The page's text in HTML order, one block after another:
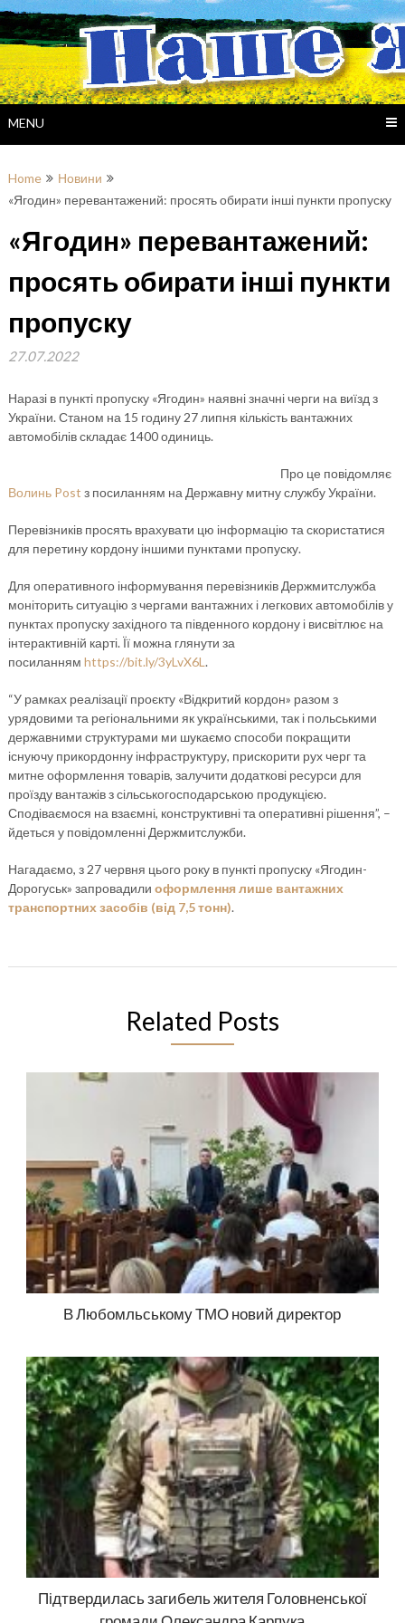
Skip
to
content
MENU
Home
Новини
«Ягодин» перевантажений: просять обирати інші пункти пропуску
«Ягодин» перевантажений:
просять обирати інші пункти
пропуску
27.07.2022
Наразі в пункті пропуску «Ягодин» наявні значні черги на виїзд з
України. Станом на 15 годину 27 липня кількість вантажних
автомобілів складає 1400 одиниць.
Про це повідомляє
Волинь Post з посиланням на Державну митну службу України.
Перевізників просять врахувати цю інформацію та скористатися
для перетину кордону іншими пунктами пропуску.
Для оперативного інформування перевізників Держмитслужба
моніторить ситуацію з чергами вантажних і легкових автомобілів у
пунктах пропуску західного та південного кордону і висвітлює на
інтерактивній карті. Її можна глянути за
посиланням https://bit.ly/3yLvX6L .
“У рамках реалізації проєкту «Відкритий кордон» разом з
урядовими та регіональними як українськими, так і польськими
державними структурами ми шукаємо способи покращити
існуючу прикордонну інфраструктуру, прискорити рух черг та
митне оформлення товарів, залучити додаткові ресурси для
проїзду вантажів з сільськогосподарською продукцією.
Сподіваємося на взаємні, конструктивні та оперативні рішення”, –
йдеться у повідомленні Держмитслужби.
Нагадаємо, з 27 червня цього року в пункті пропуску «Ягодин-
Дорогуськ» запровадили оформлення лише вантажних
транспортних засобів (від 7,5 тонн).
Related Posts
В Любомльському ТМО новий директор
Підтвердилась загибель жителя Головненської